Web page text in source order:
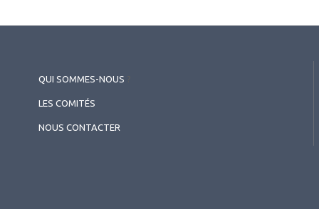
QUI SOMMES-NOUS
LES COMITÉS
NOUS CONTACTER